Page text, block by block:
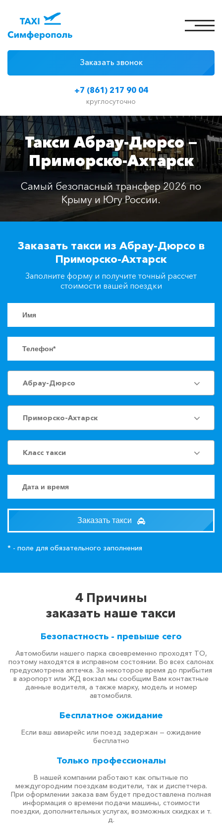
+7 (861) 217 90 04
круглосуточно
Заказать звонок
Цены на такси
Классы автомобилей
Отзывы
Контакты
+7(861)217-90-04
Заказать такси
Такси Абрау-Дюрсо —
Приморско-Ахтарск
Самый безопасный трансфер 2026 по
Крыму и Югу России.
Заказать такси из Абрау-Дюрсо в
Приморско-Ахтарск
Заполните форму и получите точный рассчет
стоимости вашей поездки
Абрау-Дюрсо
Приморско-Ахтарск
Класс такси
Заказать такси
* - поле для обязательного заполнения
4 Причины
заказать наше такси
Безопастность - превыше сего
Автомобили нашего парка своевременно проходят ТО,
поэтому находятся в исправном состоянии. Во всех салонах
предусмотрена аптечка. За некоторое время до прибытия
в аэропорт или ЖД вокзал мы сообщим Вам контактные
данные водителя, а также марку, модель и номер
автомобиля.
Бесплатное ожидание
Если ваш авиарейс или поезд задержан — ожидание
бесплатно
Только профессионалы
В нашей компании работают как опытные по
междугородним поездкам водители, так и диспетчера.
При оформлении заказа вам будет предоставлена полная
информация о времени подачи машины, стоимости
поездки, дополнительных услугах, возможных скидках и т.
д.